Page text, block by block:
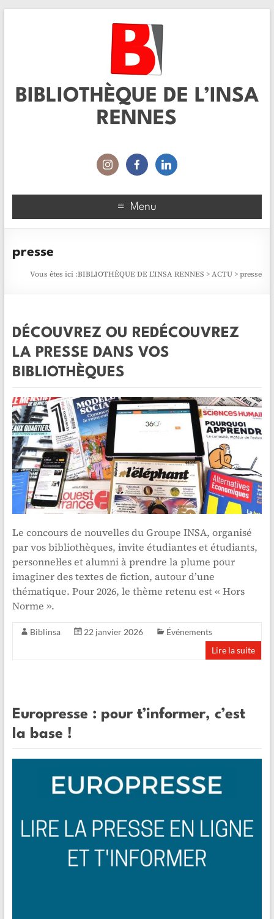
BIBLIOTHÈQUE DE L’INSA
RENNES
Menu
presse
Vous êtes ici :BIBLIOTHÈQUE DE L'INSA RENNES >ACTU >presse
DÉCOUVREZ OU REDÉCOUVREZ
LA PRESSE DANS VOS
BIBLIOTHÈQUES
Le concours de nouvelles du Groupe INSA, organisé
par vos bibliothèques, invite étudiantes et étudiants,
personnel·les et alumni à prendre la plume pour
imaginer des textes de fiction, autour d’une
thématique. Pour 2026, le thème retenu est « Hors
Norme ».
Biblinsa 22 janvier 2026
Événements
Lire la suite
Europresse : pour t’informer, c’est
la base !